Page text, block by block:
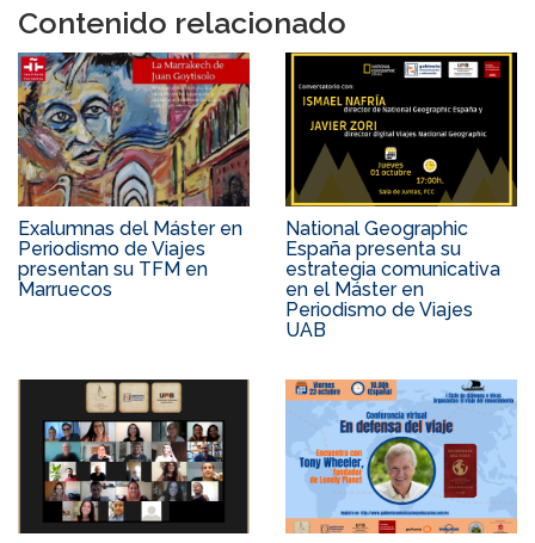
Contenido relacionado
Exalumnas del Máster en
Periodismo de Viajes
presentan su TFM en
Marruecos
National Geographic
España presenta su
estrategia comunicativa
en el Máster en
Periodismo de Viajes
UAB